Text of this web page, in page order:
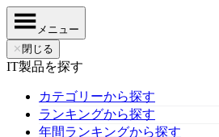
メニュー
✕ 閉じる
IT製品を探す
カテゴリーから探す
ランキングから探す
年間ランキングから探す